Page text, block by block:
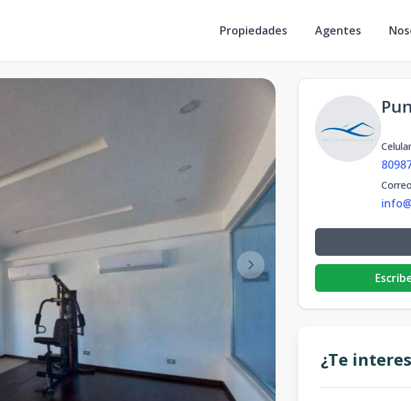
Propiedades Agentes
¿Te